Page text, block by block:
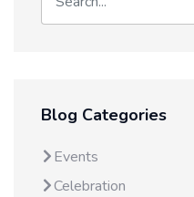
Blog Categories
Events
Celebration